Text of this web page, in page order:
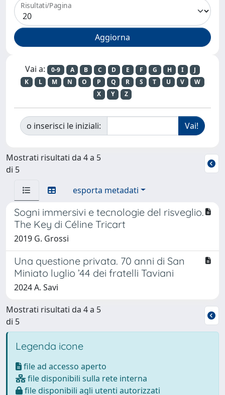
Risultati/Pagina
Vai a: 0-9 A B C D E F G H I
J
K
L M N O P Q R S T U V
W
X
Y Z
o inserisci le iniziali:
Mostrati risultati da 4 a 5
di 5
esporta metadati
Sogni immersivi e tecnologie del risveglio.
The Key di Céline Tricart
2019 G. Grossi
Una questione privata. 70 anni di San
Miniato luglio ’44 dei fratelli Taviani
2024 A. Savi
Mostrati risultati da 4 a 5
di 5
Legenda icone
file ad accesso aperto
file disponibili sulla rete interna
file disponibili agli utenti autorizzati